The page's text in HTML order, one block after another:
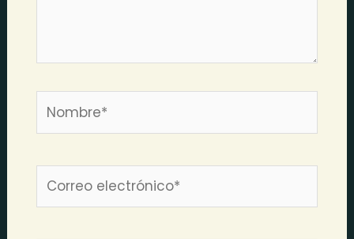
Nombre*
Correo